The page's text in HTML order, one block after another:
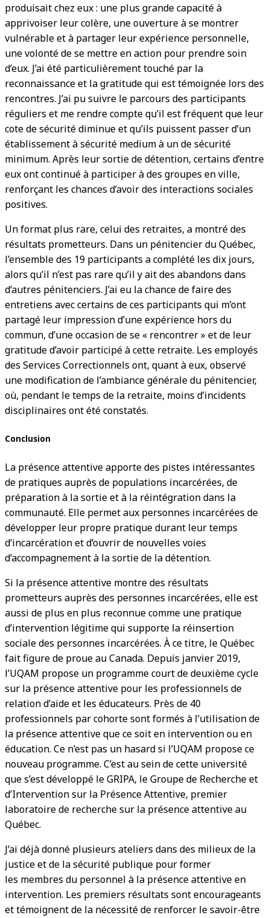
produisait chez eux : une plus grande capacité à
apprivoiser leur colère, une ouverture à se montrer
vulnérable et à partager leur expérience personnelle,
une volonté de se mettre en action pour prendre soin
d’eux. J’ai été particulièrement touché par la
reconnaissance et la gratitude qui est témoignée lors des
rencontres. J’ai pu suivre le parcours des participants
réguliers et me rendre compte qu’il est fréquent que leur
cote de sécurité diminue et qu’ils puissent passer d’un
établissement à sécurité medium à un de sécurité
minimum. Après leur sortie de détention, certains d’entre
eux ont continué à participer à des groupes en ville,
renforçant les chances d’avoir des interactions sociales
positives.
Un format plus rare, celui des retraites, a montré des
résultats prometteurs. Dans un pénitencier du Québec,
l’ensemble des 19 participants a complété les dix jours,
alors qu’il n’est pas rare qu’il y ait des abandons dans
d’autres pénitenciers. J’ai eu la chance de faire des
entretiens avec certains de ces participants qui m’ont
partagé leur impression d’une expérience hors du
commun, d’une occasion de se « rencontrer » et de leur
gratitude d’avoir participé à cette retraite. Les employés
des Services Correctionnels ont, quant à eux, observé
une modification de l’ambiance générale du pénitencier,
où, pendant le temps de la retraite, moins d’incidents
disciplinaires ont été constatés.
Conclusion
La présence attentive apporte des pistes intéressantes
de pratiques auprès de populations incarcérées, de
préparation à la sortie et à la réintégration dans la
communauté. Elle permet aux personnes incarcérées de
développer leur propre pratique durant leur temps
d’incarcération et d’ouvrir de nouvelles voies
d’accompagnement à la sortie de la détention.
Si la présence attentive montre des résultats
prometteurs auprès des personnes incarcérées, elle est
aussi de plus en plus reconnue comme une pratique
d’intervention légitime qui supporte la réinsertion
sociale des personnes incarcérées. À ce titre, le Québec
fait figure de proue au Canada. Depuis janvier 2019,
l’UQAM propose un programme court de deuxième cycle
sur la présence attentive pour les professionnels de
relation d’aide et les éducateurs. Près de 40
professionnels par cohorte sont formés à l’utilisation de
la présence attentive que ce soit en intervention ou en
éducation. Ce n’est pas un hasard si l’UQAM propose ce
nouveau programme. C’est au sein de cette université
que s’est développé le GRIPA, le Groupe de Recherche et
d’Intervention sur la Présence Attentive, premier
laboratoire de recherche sur la présence attentive au
Québec.
J’ai déjà donné plusieurs ateliers dans des milieux de la
justice et de la sécurité publique pour former
les membres du personnel à la présence attentive en
intervention. Les premiers résultats sont encourageants
et témoignent de la nécessité de renforcer le savoir-être